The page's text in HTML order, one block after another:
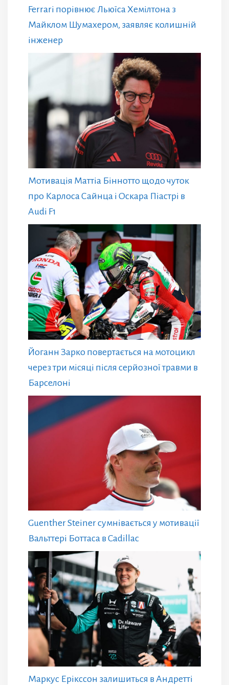
Ferrari порівнює Льюїса Хемілтона з
Майклом Шумахером, заявляє колишній
інженер
Мотивація Маттіа Біннотто щодо чуток
про Карлоса Сайнца і Оскара Піастрі в
Audi F1
Йоганн Зарко повертається на мотоцикл
через три місяці після серйозної травми в
Барселоні
Guenther Steiner сумнівається у мотивації
Вальттері Боттаса в Cadillac
Маркус Ерікссон залишиться в Андретті